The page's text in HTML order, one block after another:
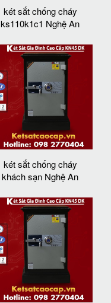
két sắt chống cháy
ks110k1c1 Nghệ An
két sắt chống cháy
khách sạn Nghệ An